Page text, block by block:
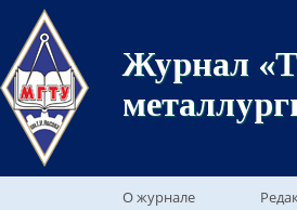
Журнал
О журнале